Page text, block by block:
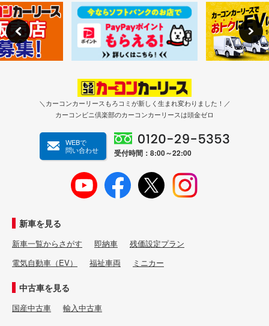
＼カーコンカーリースもろコミが新しく生まれ変わりました！／
カーコンビニ倶楽部のカーコンカーリースは頭金ゼロ
WEBで
問い合わせ
受付時間：8:00～22:00
新車を見る
新車一覧からさがす 即納車
残価設定プラン
電気自動車（EV）
福祉車両 ミニカー
中古車を見る
国産中古車 輸入中古車